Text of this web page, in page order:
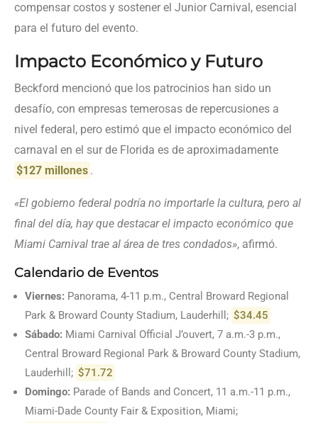
compensar costos y sostener el Junior Carnival, esencial
para el futuro del evento.
Impacto Económico y Futuro
Beckford mencionó que los patrocinios han sido un
desafío, con empresas temerosas de repercusiones a
nivel federal, pero estimó que el impacto económico del
carnaval en el sur de Florida es de aproximadamente
$127 millones .
«El gobierno federal podría no importarle la cultura, pero al
final del día, hay que destacar el impacto económico que
Miami Carnival trae al área de tres condados», afirmó.
Calendario de Eventos
Viernes: Panorama, 4-11 p.m., Central Broward Regional
Park & Broward County Stadium, Lauderhill; $34.45
Sábado: Miami Carnival Official J’ouvert, 7 a.m.-3 p.m.,
Central Broward Regional Park & Broward County Stadium,
Lauderhill; $71.72
Domingo: Parade of Bands and Concert, 11 a.m.-11 p.m.,
Miami-Dade County Fair & Exposition, Miami;